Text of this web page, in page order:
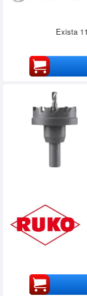
Exista